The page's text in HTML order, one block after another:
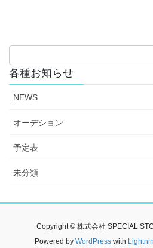
各種お知らせ
NEWS
オーデション
予定表
未分類
Copyright © 株式会社 SPECIAL
Powered by WordPresswith